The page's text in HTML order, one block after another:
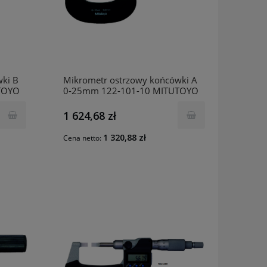
B
Mikrometr ostrzowy końcówki A
0-25mm 122-101-10 MITUTOYO
1 624,68 zł
Cena netto: 1 320,88 zł